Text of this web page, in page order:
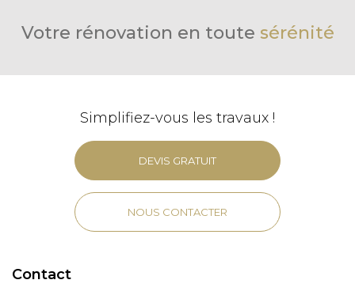
Votre rénovation en toute sérénité
Simplifiez-vous les travaux !
DEVIS GRATUIT
NOUS CONTACTER
Contact